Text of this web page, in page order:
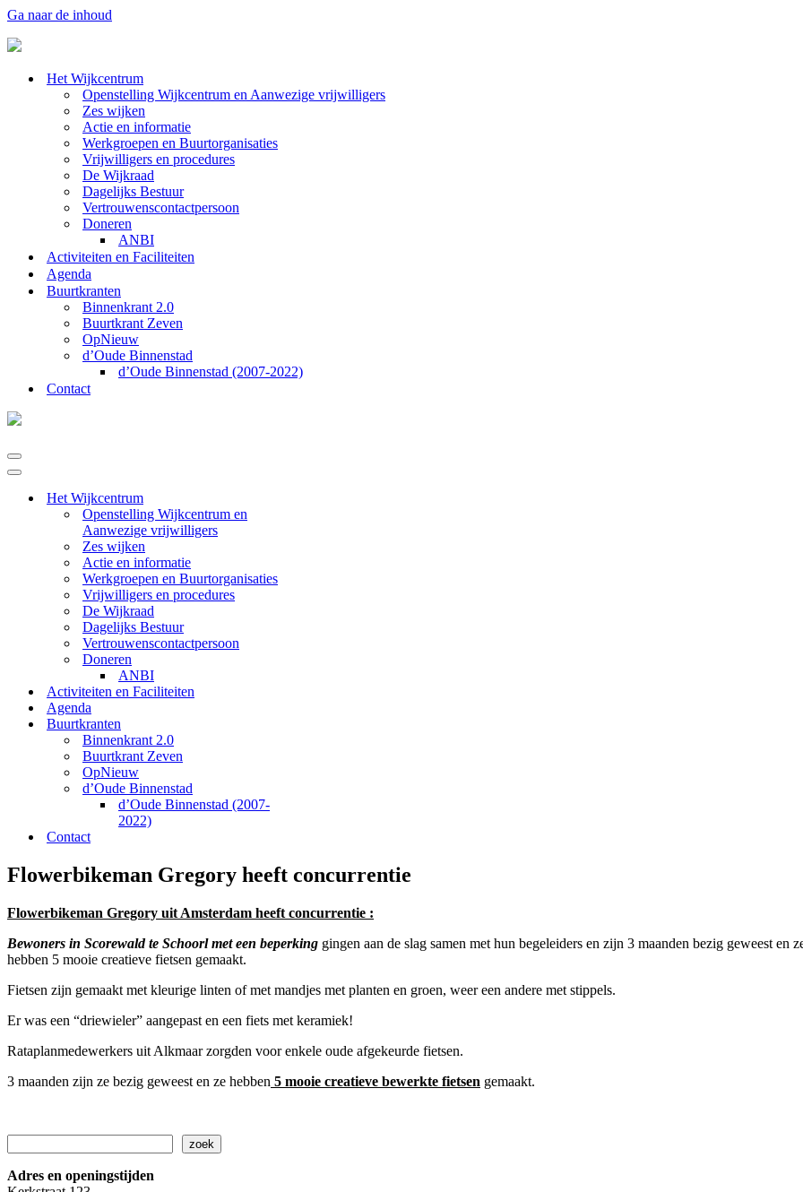
Ga naar de inhoud
Het Wijkcentrum
Openstelling Wijkcentrum en Aanwezige vrijwilligers
Zes wijken
Actie en informatie
Werkgroepen en Buurtorganisaties
Vrijwilligers en procedures
De Wijkraad
Dagelijks Bestuur
Vertrouwenscontactpersoon
Doneren
ANBI
Activiteiten en Faciliteiten
Agenda
Buurtkranten
Binnenkrant 2.0
Buurtkrant Zeven
OpNieuw
d’Oude Binnenstad
d’Oude Binnenstad (2007-2022)
Contact
Navigatie
Menu
Navigatie
Het Wijkcentrum
Openstelling Wijkcentrum en
Aanwezige vrijwilligers
Zes wijken
Actie en informatie
Werkgroepen en Buurtorganisaties
Vrijwilligers en procedures
De Wijkraad
Dagelijks Bestuur
Vertrouwenscontactpersoon
Doneren
ANBI
Activiteiten en Faciliteiten
Agenda
Buurtkranten
Binnenkrant 2.0
Buurtkrant Zeven
OpNieuw
d’Oude Binnenstad
d’Oude Binnenstad (2007-
2022)
Contact
Flowerbikeman Gregory heeft concurrentie
Flowerbikeman Gregory uit Amsterdam heeft concurrentie :
Bewoners in Scorewald te Schoorl met een beperking gingen aan de slag samen met hun begeleiders en zijn 3 maanden bezig geweest en
hebben 5 mooie creatieve fietsen gemaakt.
Fietsen zijn gemaakt met kleurige linten of met mandjes met planten en groen, weer een andere met stippels.
Er was een “driewieler” aangepast en een fiets met keramiek!
Rataplanmedewerkers uit Alkmaar zorgden voor enkele oude afgekeurde fietsen.
3 maanden zijn ze bezig geweest en ze hebben 5 mooie creatieve bewerkte fietsen gemaakt.
zoek
Adres en openingstijden